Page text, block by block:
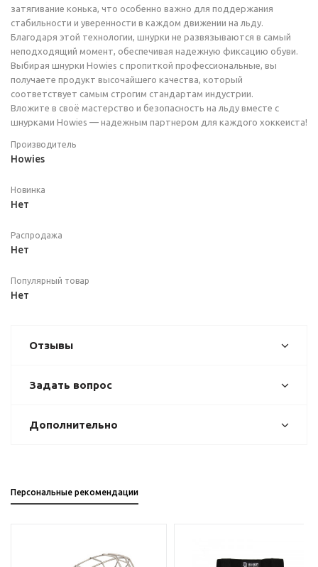
затягивание конька, что особенно важно для поддержания
стабильности и уверенности в каждом движении на льду.
Благодаря этой технологии, шнурки не развязываются в самый
неподходящий момент, обеспечивая надежную фиксацию обуви.
Выбирая шнурки Howies с пропиткой профессиональные, вы
получаете продукт высочайшего качества, который
соответствует самым строгим стандартам индустрии.
Вложите в своё мастерство и безопасность на льду вместе с
шнурками Howies — надежным партнером для каждого хоккеиста!
Производитель
Howies
Новинка
Нет
Распродажа
Нет
Популярный товар
Нет
Отзывы
Задать вопрос
Дополнительно
Персональные рекомендации